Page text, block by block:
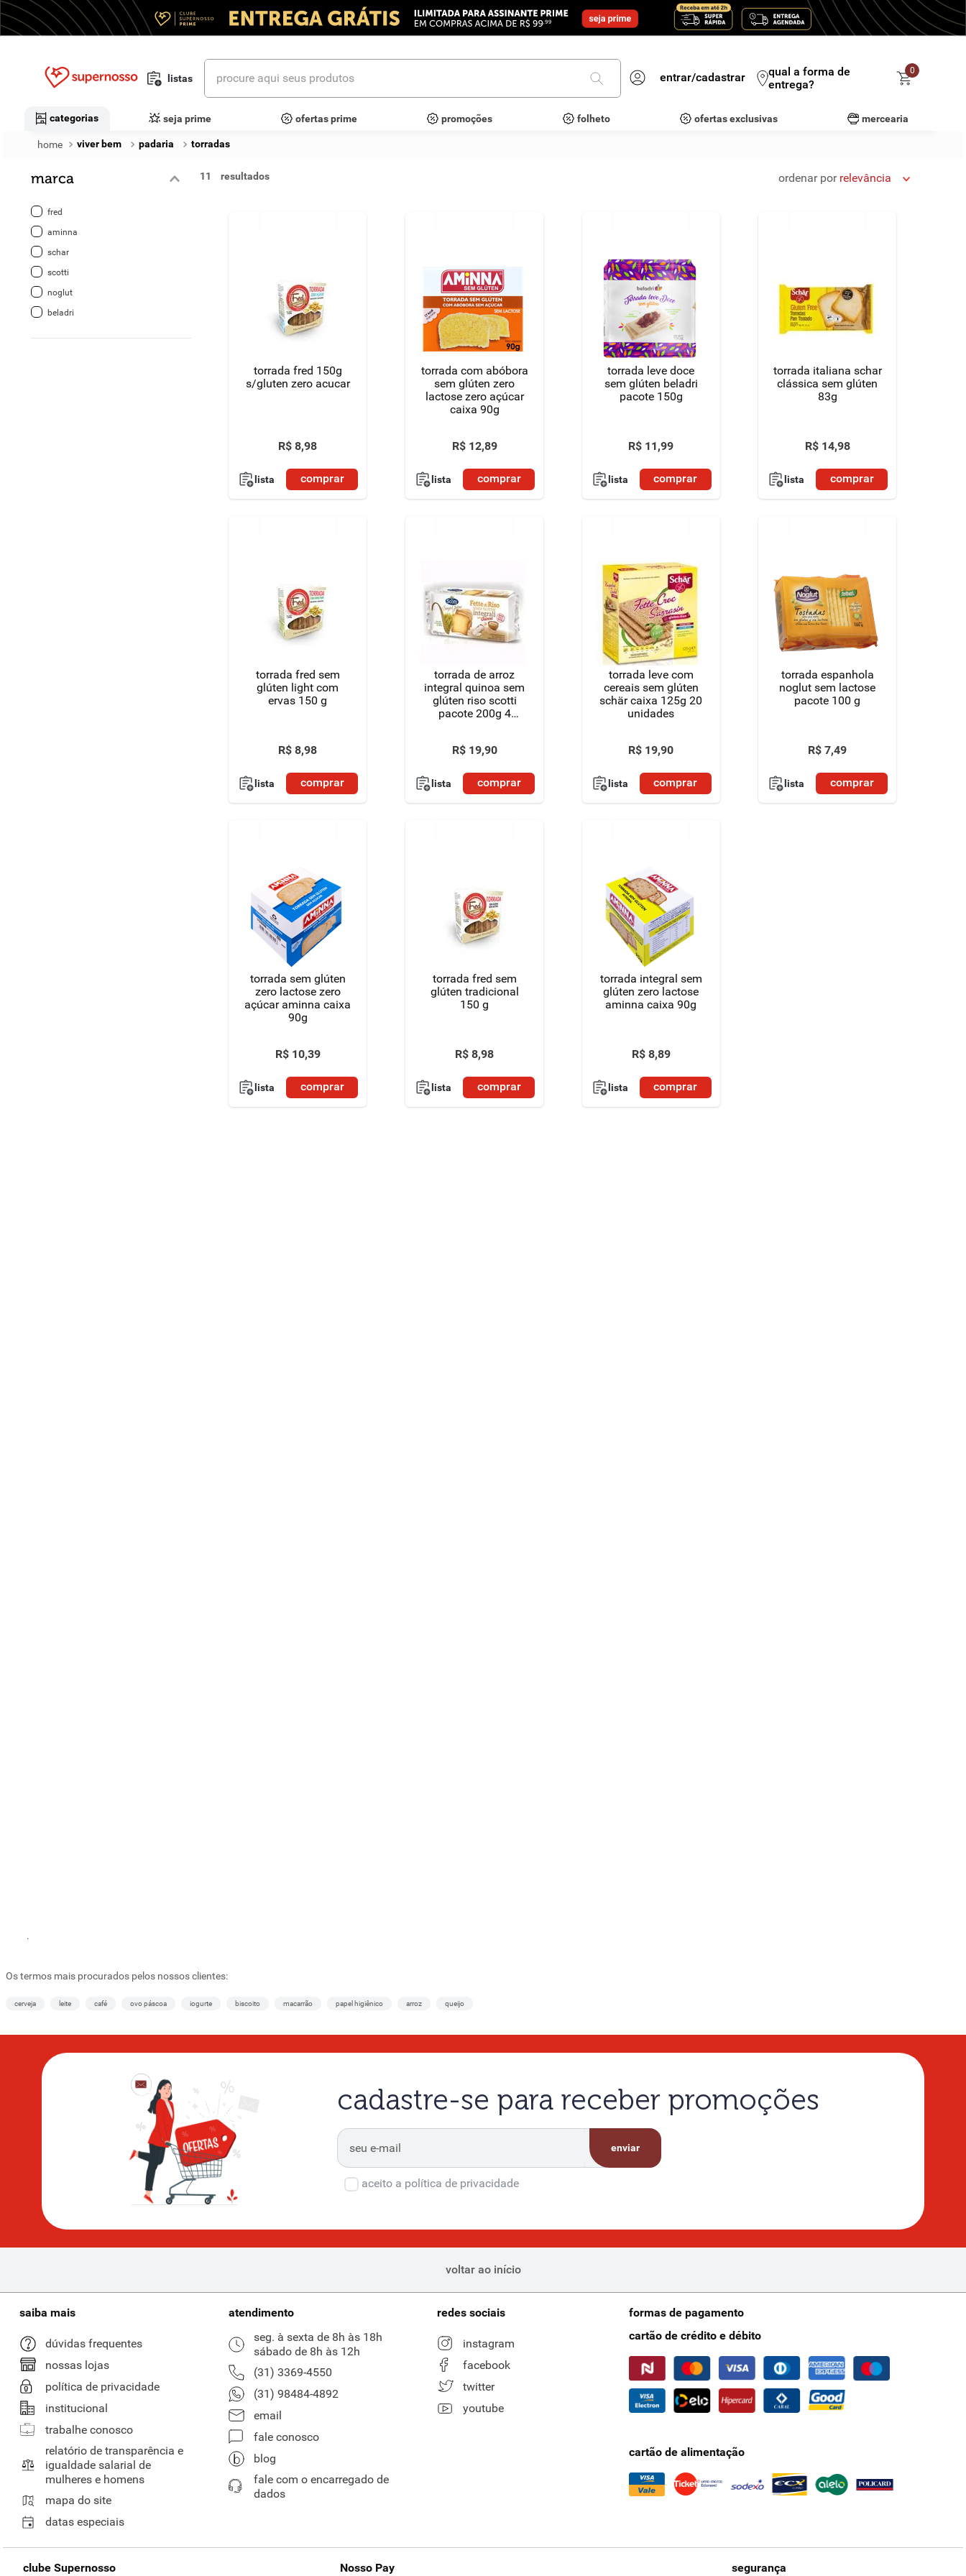
listas
procure aqui seus produtos
entrar/cadastrar
qual a forma de
entrega?
0
categorias seja prime ofertas prime promoções folheto ofertas exclusivas mercearia
viver bem padaria torradas
marca
fred
aminna
schar
scotti
noglut
beladri
11 ordenar por relevância
torrada fred 150g
s/gluten zero acucar
R$ 8,98
lista comprar
torrada com abóbora
sem glúten zero
lactose zero açúcar
caixa 90g
R$ 12,89
lista comprar
torrada leve doce
sem glúten beladri
pacote 150g
R$ 11,99
lista comprar
torrada italiana schar
clássica sem glúten
83g
R$ 14,98
lista comprar
torrada fred sem
glúten light com
ervas 150 g
R$ 8,98
lista comprar
torrada de arroz
integral quinoa sem
glúten riso scotti
pacote 200g 4
R$ 19,90
lista comprar
torrada leve com
cereais sem glúten
schär caixa 125g 20
unidades
R$ 19,90
lista comprar
torrada espanhola
noglut sem lactose
pacote 100 g
R$ 7,49
lista comprar
torrada sem glúten
zero lactose zero
açúcar aminna caixa
90g
R$ 10,39
lista comprar
torrada fred sem
glúten tradicional
150 g
R$ 8,98
lista comprar
torrada integral sem
glúten zero lactose
aminna caixa 90g
R$ 8,89
lista comprar
.
Os termos mais procurados pelos nossos clientes:
cerveja leite café ovo páscoa iogurte biscoito macarrão papel higiênico arroz queijo
cadastre-se para receber promoções
enviar
aceito a política de privacidade
voltar ao início
saiba mais
dúvidas frequentes
nossas lojas
política de privacidade
institucional
trabalhe conosco
relatório de transparência e
igualdade salarial de
mulheres e homens
mapa do site
datas especiais
atendimento
seg. à sexta de 8h às 18h
sábado de 8h às 12h
(31) 3369-4550
(31) 98484-4892
email
fale conosco
blog
fale com o encarregado de
dados
redes sociais
instagram
facebook
twitter
youtube
formas de pagamento
cartão de crédito e débito
cartão de alimentação
clube Supernosso Nosso Pay segurança
termos mais buscados
macarrão